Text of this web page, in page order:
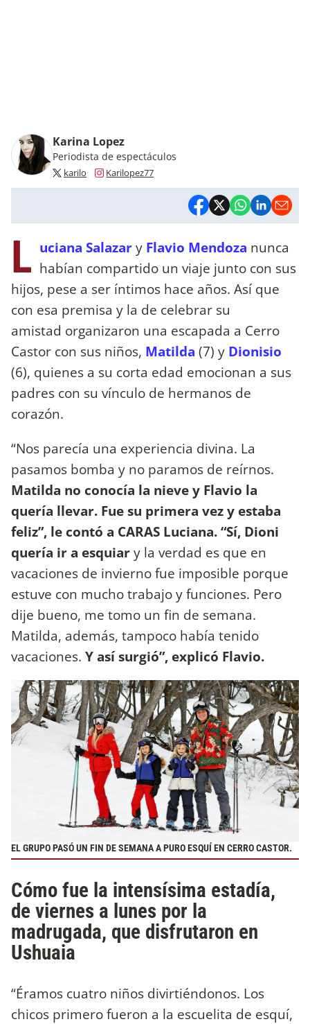
Karina Lopez
Periodista de espectáculos
karilo Karilopez77
L uciana Salazary Flavio Mendoza nunca
habían compartido un viaje junto con sus
hijos, pese a ser íntimos hace años. Así que
con esa premisa y la de celebrar su
amistad organizaron una escapada a Cerro
Castor con sus niños, Matilda (7) y Dionisio
(6), quienes a su corta edad emocionan a sus
padres con su vínculo de hermanos de
corazón.
“Nos parecía una experiencia divina. La
pasamos bomba y no paramos de reírnos.
Matilda no conocía la nieve y Flavio la
quería llevar. Fue su primera vez y estaba
feliz”, le contó a CARAS Luciana.“Sí, Dioni
quería ir a esquiary la verdad es que en
vacaciones de invierno fue imposible porque
estuve con mucho trabajo y funciones. Pero
dije bueno, me tomo un fin de semana.
Matilda, además, tampoco había tenido
vacaciones. Y así surgió”, explicó Flavio.
EL GRUPO PASÓ UN FIN DE SEMANA A PURO ESQUÍ EN CERRO CASTOR.
Cómo fue la intensísima estadía,
de viernes a lunes por la
madrugada, que disfrutaron en
Ushuaia
“Éramos cuatro niños divirtiéndonos. Los
chicos primero fueron a la escuelita de esquí,